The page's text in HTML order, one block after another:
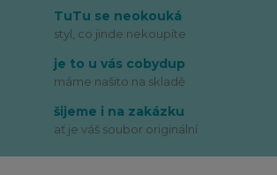
TuTu se neokouká
styl, co jinde nekoupíte
je to u vás cobydup
máme našito na skladě
šijeme i na zakázku
ať je váš soubor originální